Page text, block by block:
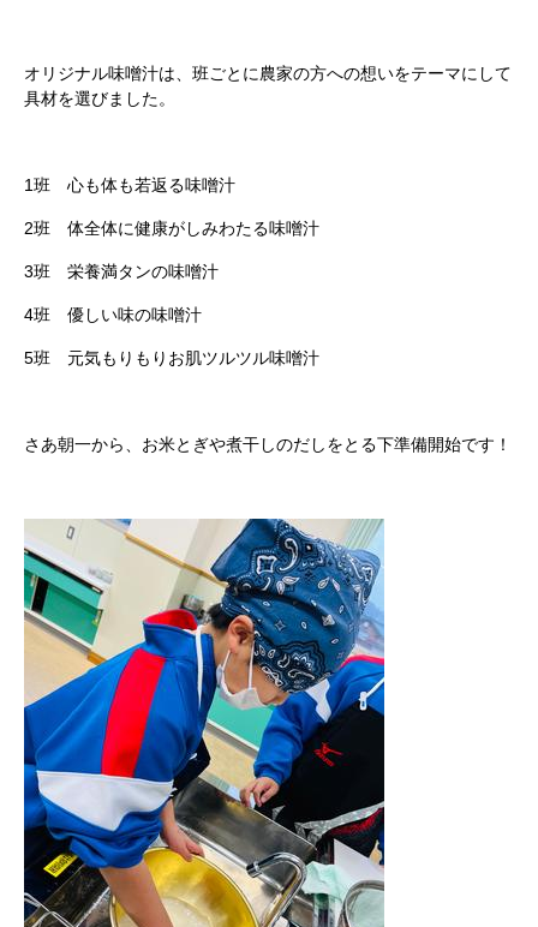
オリジナル味噌汁は、班ごとに農家の方への想いをテーマにして
具材を選びました。
1班 心も体も若返る味噌汁
2班 体全体に健康がしみわたる味噌汁
3班 栄養満タンの味噌汁
4班 優しい味の味噌汁
5班 元気もりもりお肌ツルツル味噌汁
さあ朝一から、お米とぎや煮干しのだしをとる下準備開始です！